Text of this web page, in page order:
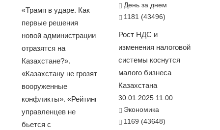
«Трамп в ударе. Как
первые решения
новой администрации
отразятся на
Казахстане?».
«Казахстану не грозят
вооруженные
конфликты». «Рейтинг
управленцев не
бьется с
День за днем
1181 (43496)
Рост НДС и
изменения налоговой
системы коснутся
малого бизнеса
Казахстана
30.01.2025 11:00
Экономика
1169 (43648)